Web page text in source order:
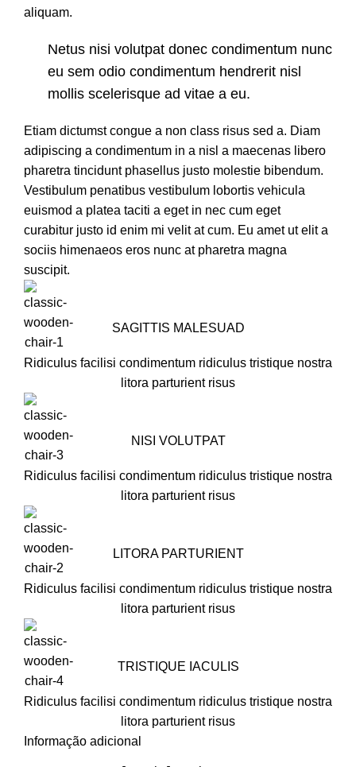
aliquam.
Netus nisi volutpat donec condimentum nunc
eu sem odio condimentum hendrerit nisl
mollis scelerisque ad vitae a eu.
Etiam dictumst congue a non class risus sed a. Diam
adipiscing a condimentum in a nisl a maecenas libero
pharetra tincidunt phasellus justo molestie bibendum.
Vestibulum penatibus vestibulum lobortis vehicula
euismod a platea taciti a eget in nec cum eget
curabitur justo id enim mi velit at cum. Eu amet ut elit a
sociis himenaeos eros nunc at pharetra magna
suscipit.
SAGITTIS MALESUAD
Ridiculus facilisi condimentum ridiculus tristique nostra
litora parturient risus
NISI VOLUTPAT
Ridiculus facilisi condimentum ridiculus tristique nostra
litora parturient risus
LITORA PARTURIENT
Ridiculus facilisi condimentum ridiculus tristique nostra
litora parturient risus
TRISTIQUE IACULIS
Ridiculus facilisi condimentum ridiculus tristique nostra
litora parturient risus
Informação adicional